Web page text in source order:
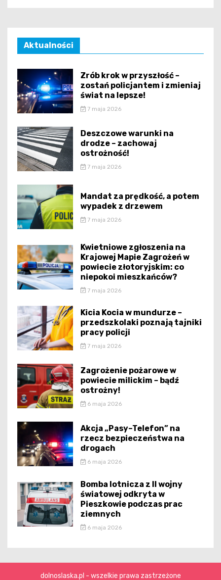
Aktualności
Zrób krok w przyszłość –
zostań policjantem i zmieniaj
świat na lepsze!
7 maja 2026
Deszczowe warunki na
drodze – zachowaj
ostrożność!
7 maja 2026
Mandat za prędkość, a potem
wypadek z drzewem
7 maja 2026
Kwietniowe zgłoszenia na
Krajowej Mapie Zagrożeń w
powiecie złotoryjskim: co
niepokoi mieszkańców?
7 maja 2026
Kicia Kocia w mundurze –
przedszkolaki poznają tajniki
pracy policji
7 maja 2026
Zagrożenie pożarowe w
powiecie milickim – bądź
ostrożny!
6 maja 2026
Akcja „Pasy–Telefon” na
rzecz bezpieczeństwa na
drogach
6 maja 2026
Bomba lotnicza z II wojny
światowej odkryta w
Pieszkowie podczas prac
ziemnych
6 maja 2026
dolnoslaska.pl - wszelkie prawa zastrzeżone